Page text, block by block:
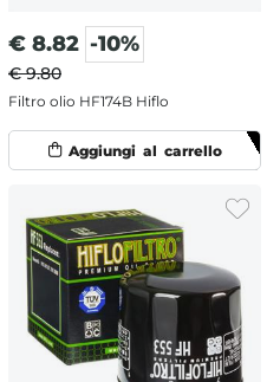
€ 8.82 -10%
€ 9.80
Filtro olio HF174B Hiflo